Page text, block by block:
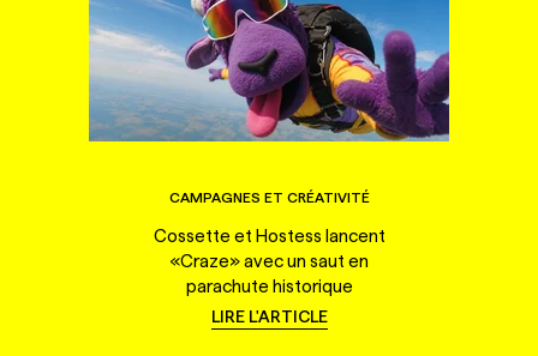
CAMPAGNES ET CRÉATIVITÉ
Cossette et Hostess lancent
«Craze» avec un saut en
parachute historique
LIRE L'ARTICLE